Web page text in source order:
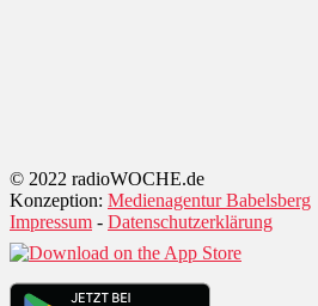
© 2022 radioWOCHE.de
Konzeption: Medienagentur Babelsberg
Impressum - Datenschutzerklärung